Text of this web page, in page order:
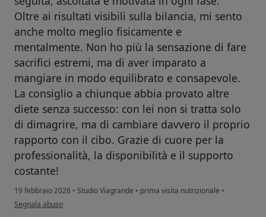
Oltre ai risultati visibili sulla bilancia, mi sento
anche molto meglio fisicamente e
mentalmente. Non ho più la sensazione di fare
sacrifici estremi, ma di aver imparato a
mangiare in modo equilibrato e consapevole.
La consiglio a chiunque abbia provato altre
diete senza successo: con lei non si tratta solo
di dimagrire, ma di cambiare davvero il proprio
rapporto con il cibo. Grazie di cuore per la
professionalità, la disponibilità e il supporto
costante!
19 febbraio 2026 • Studio Viagrande • prima visita nutrizionale •
secondo l'opinione dell'utente Elisa
Segnala abuso